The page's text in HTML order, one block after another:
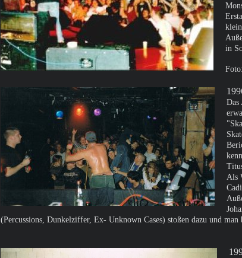
in
Das
Als
(Percussions, Dunkelziffer, Ex- Unknown Cases) stoßen dazu und